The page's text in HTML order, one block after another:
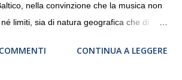
nella convinzione che la musica non
limiti, sia di natura geografica che di
a Heiden, in Germania, e toccherà, in
CONTINUA A LEGGERE